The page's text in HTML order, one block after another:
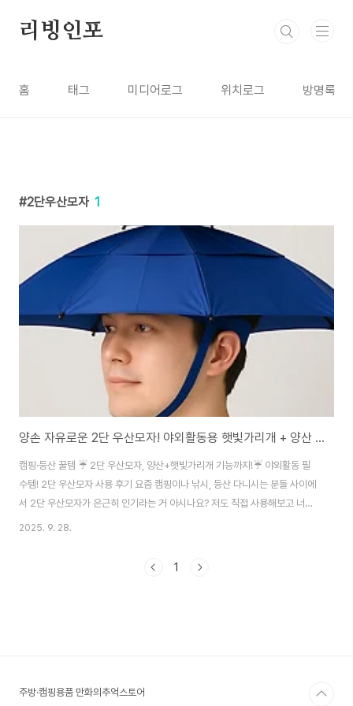
리빙인포
홈 태그 미디어로그 위치로그 방명록
2단우산모자 1
양손 자유로운 2단 우산모자! 야외활동용 햇빛가리개 + 양산 겸용 꿀템
캠핑·등산 꿀템 ☔ 2단 우산모자, 양산+햇빛가리개 기능까지!☔ 야외활동 필
수템! 2단 우산모자 사용 후기 요즘 캠핑이나 낚시, 등산 다니시는 분들 사이에
서 2단 우산모자가 은근히 인기라는 거 아시나요? 저도 직접 사용해보고 너무
편해서 이렇게 후기를 남겨봅니다. 🌂 2단 우산모자란? 2단 우산모자는 일반
가 간편하고, 펼쳤을 때는 넓게 퍼져 햇빛과 비를 동시에 막아줍니다. ✔ 머리에
2025. 9. 28.
1
주방·캠핑용품 만화의추억스토어